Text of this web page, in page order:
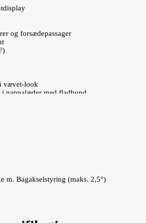
og forsædepassager
vævet-look
nappalæder med fladbund
dobbelt 5-eget design
spejle indvendig og udvendig
sidespejle
services
m. Bagakselstyring (maks. 2,5°)